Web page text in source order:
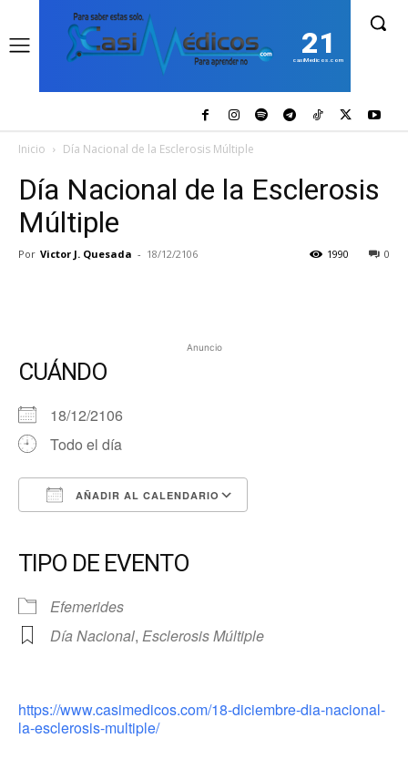
21
casiMedicos.com
Inicio Día Nacional de la Esclerosis Múltiple
Día Nacional de la Esclerosis
Múltiple
Por Victor J. Quesada - 18/12/2106 0
1990
Anuncio
CUÁNDO
18/12/2106
Todo el día
AÑADIR AL CALENDARIO
TIPO DE EVENTO
Efemerides
Día Nacional, Esclerosis Múltiple
https://www.casimedicos.com/18-diciembre-dia-nacional-
la-esclerosis-multiple/